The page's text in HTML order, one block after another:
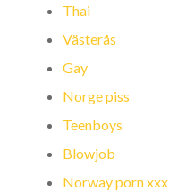
Thai
Västerås
Gay
Norge piss
Teenboys
Blowjob
Norway porn xxx